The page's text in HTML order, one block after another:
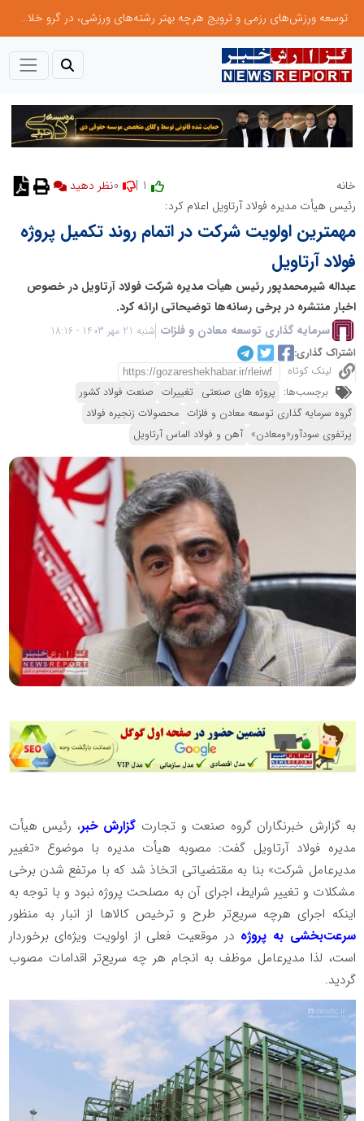
توسعه ورزش‌های رزمی و ترویج هرچه بهتر رشته‌های ورزشی، در گرو خلاقیت و نوآوری است
خانه
نظر دهید
رئیس هیأت مدیره فولاد آرتاویل اعلام کرد:
مهمترین اولویت شرکت در اتمام روند تکمیل پروژه
فولاد آرتاویل
عبداله شیرمحمدپور رئیس هیأت مدیره شرکت فولاد آرتاویل در خصوص
اخبار منتشره در برخی رسانه‌ها توضیحاتی ارائه کرد.
سرمایه گذاری توسعه معادن و فلزات شنبه 21 مهر 1403 - 18:16
اشتراک گذاری:
لینک کوتاه
برچسب‌ها: پروژه های صنعتی تغییرات صنعت فولاد کشور
گروه سرمایه گذاری توسعه معادن و فلزات محصولات زنجیره فولاد
پرتفوی سودآور«ومعادن» آهن و فولاد الماس آرتاویل
به گزارش خبرنگاران گروه صنعت و تجارت گزارش خبر، رئیس هیأت
مدیره فولاد آرتاویل گفت: مصوبه هیأت مدیره با موضوع «تغییر
مدیرعامل شرکت» بنا به مقتضیاتی اتخاذ شد که با مرتفع شدن برخی
مشکلات و تغییر شرایط، اجرای آن به مصلحت پروژه نبود و با توجه به
اینکه اجرای هرچه سریع‌تر طرح و ترخیص کالاها از انبار به منظور
سرعت‌بخشی به پروژه در موقعیت فعلی از اولویت ویژه‌ای برخوردار
است، لذا مدیرعامل موظف به انجام هر چه سریع‌تر اقدامات مصوب
گردید.